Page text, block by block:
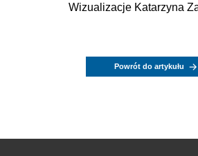
Wizualizacje Katarzyna
Powrót do artykułu